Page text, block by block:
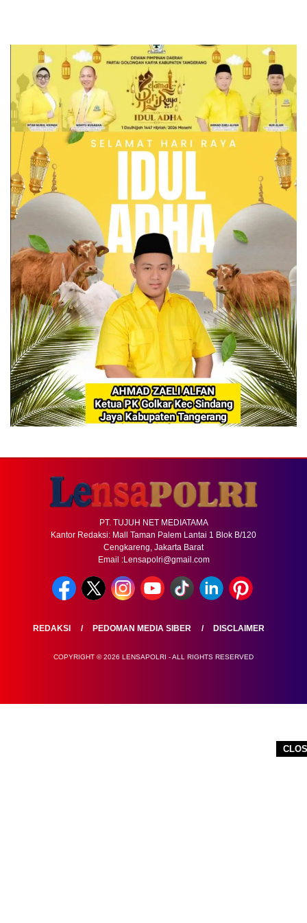
PT. TUJUH NET MEDIATAMA
Kantor Redaksi: Mall Taman Palem Lantai 1 Blok B/120
Cengkareng, Jakarta Barat
Email :Lensapolri@gmail.com
REDAKSI PEDOMAN MEDIA SIBER DISCLAIMER
COPYRIGHT © 2026 LENSAPOLRI - ALL RIGHTS RESERVED